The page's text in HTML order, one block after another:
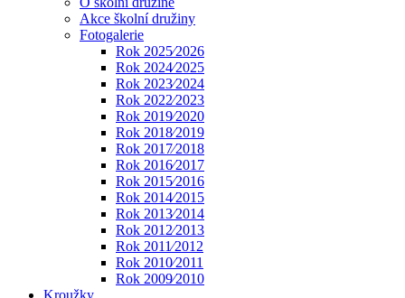
Akce školní družiny
Fotogalerie
Rok 2025⁄2026
Rok 2024⁄2025
Rok 2023⁄2024
Rok 2022⁄2023
Rok 2019⁄2020
Rok 2018⁄2019
Rok 2017⁄2018
Rok 2016⁄2017
Rok 2015⁄2016
Rok 2014⁄2015
Rok 2013⁄2014
Rok 2012⁄2013
Rok 2011⁄2012
Rok 2010⁄2011
Rok 2009⁄2010
Kroužky